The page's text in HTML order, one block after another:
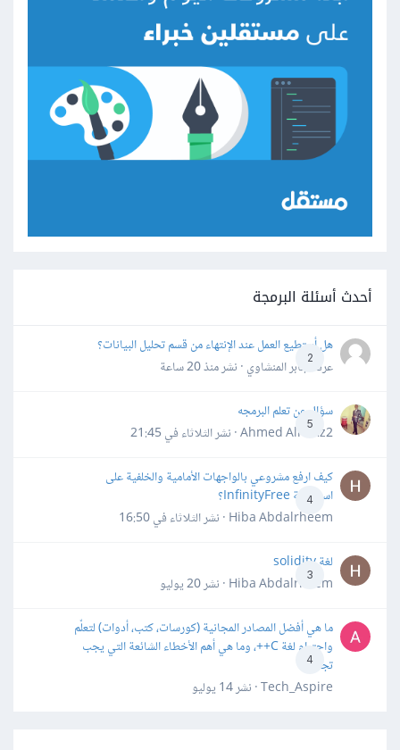
أحدث أسئلة البرمجة
2
هل أستطيع العمل عند الإنتهاء من قسم تحليل البيانات؟
عرفه جابر المنشاوي · نشرمنذ 20 ساعة
5
سؤال عن تعلم البرمجه
Ahmed Alhafiz2 · نشر
الثلاثاء في 21:45
4
كيف ارفع مشروعي بالواجهات الأمامية والخلفية على
استضافة InfinityFree؟
Hiba Abdalrheem · نشر
الثلاثاء في 16:50
3
لغة solidity
Hiba Abdalrheem · نشر
20 يوليو
4
ما هي أفضل المصادر المجانية (كورسات، كتب، أدوات) لتعلّم
واحترام لغة C++، وما هي أهم الأخطاء الشائعة التي يجب
تجنبها؟
Tech_Aspire · نشر
14 يوليو